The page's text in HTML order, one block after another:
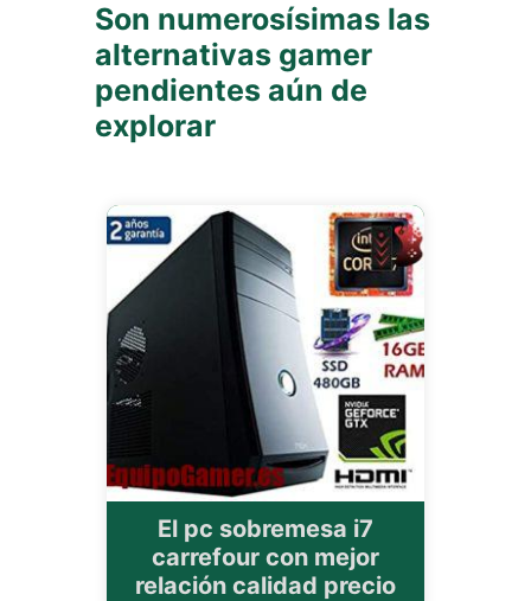
Son numerosísimas las
alternativas gamer
pendientes aún de
explorar
El pc sobremesa i7
carrefour con mejor
relación calidad precio